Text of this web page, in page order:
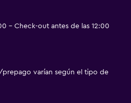
- Check-out antes de las 12:00
varían según el tipo de